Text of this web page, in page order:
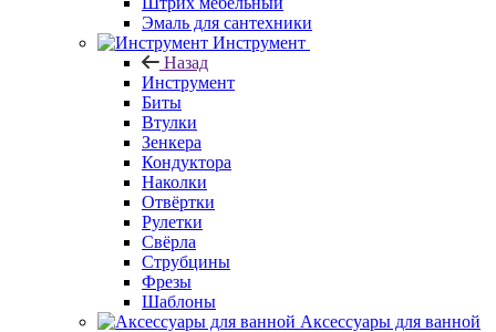
Эмаль для сантехники
Инструмент
Назад
Инструмент
Биты
Втулки
Зенкера
Кондуктора
Наколки
Отвёртки
Рулетки
Свёрла
Струбцины
Фрезы
Шаблоны
Аксессуары для ванной